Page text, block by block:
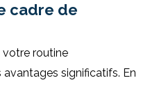
cadre de
votre routine
avantages significatifs. En